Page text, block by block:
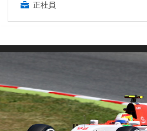
正社員